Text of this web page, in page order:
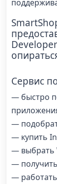
Сервис
— быстро
—
— купить
— выбрать
—
—